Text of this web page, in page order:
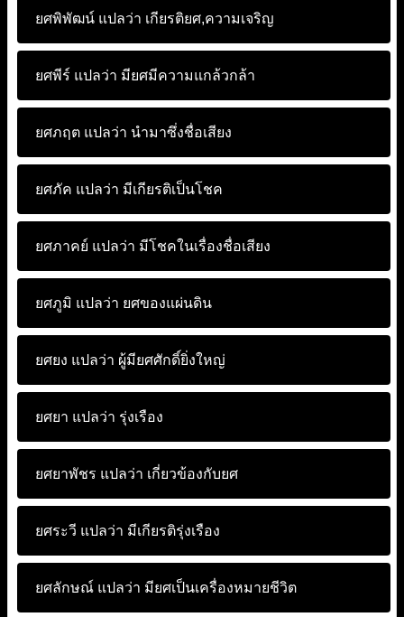
ยศพิพัฒน์ แปลว่า เกียรติยศ,ความเจริญ
ยศพีร์ แปลว่า มียศมีความแกล้วกล้า
ยศภฤต แปลว่า นำมาซึ่งชื่อเสียง
ยศภัค แปลว่า มีเกียรติเป็นโชค
ยศภาคย์ แปลว่า มีโชคในเรื่องชื่อเสียง
ยศภูมิ แปลว่า ยศของแผ่นดิน
ยศยง แปลว่า ผู้มียศศักดิ์ยิ่งใหญ่
ยศยา แปลว่า รุ่งเรือง
ยศยาพัชร แปลว่า เกี่ยวข้องกับยศ
ยศระวี แปลว่า มีเกียรติรุ่งเรือง
ยศลักษณ์ แปลว่า มียศเป็นเครื่องหมายชีวิต